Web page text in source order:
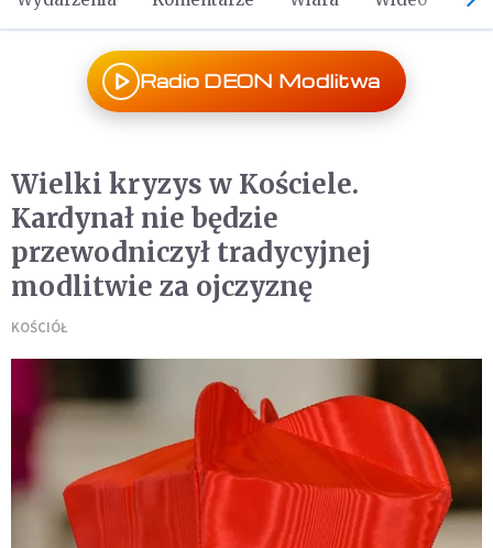
Radio DEON Modlitwa
Wielki kryzys w Kościele.
Kardynał nie będzie
przewodniczył tradycyjnej
modlitwie za ojczyznę
KOŚCIÓŁ